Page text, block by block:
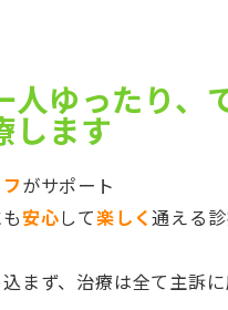
人ゆったり、
します
がサポート
安心して楽しく通える
まず、治療は全て主訴